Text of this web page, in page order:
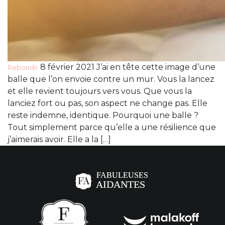
Rebondir 8 février 2021 J’ai en tête cette image d’une
balle que l’on envoie contre un mur. Vous la lancez
et elle revient toujours vers vous. Que vous la
lanciez fort ou pas, son aspect ne change pas. Elle
reste indemne, identique. Pourquoi une balle ?
Tout simplement parce qu’elle a une résilience que
j’aimerais avoir. Elle a la […]